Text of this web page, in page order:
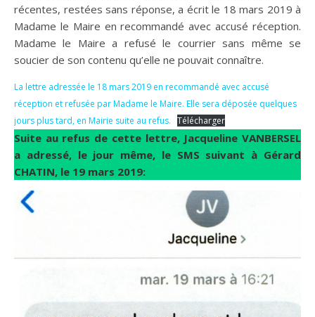
récentes, restées sans réponse, a écrit le 18 mars 2019 à
Madame le Maire en recommandé avec accusé réception.
Madame le Maire a refusé le courrier sans même se
soucier de son contenu qu’elle ne pouvait connaître.
La lettre adressée le 18 mars 2019 en recommandé avec accusé
réception et refusée par Madame le Maire. Elle sera déposée quelques
jours plus tard, en Mairie suite au refus. Télécharger
Suite au refus de cette lettre, Jacqueline VANBERSEL
a adressé, le jour même, le SMS suivant à Gérard
CHATIN, le 19 mars 2019: